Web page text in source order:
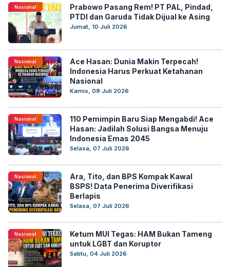
Nasional
Prabowo Pasang Rem! PT PAL, Pindad,
PTDI dan Garuda Tidak Dijual ke Asing
Jumat, 10 Juli 2026
Nasional
Ace Hasan: Dunia Makin Terpecah!
Indonesia Harus Perkuat Ketahanan
Nasional
Kamis, 09 Juli 2026
Nasional
110 Pemimpin Baru Siap Mengabdi! Ace
Hasan: Jadilah Solusi Bangsa Menuju
Indonesia Emas 2045
Selasa, 07 Juli 2026
Nasional
Ara, Tito, dan BPS Kompak Kawal
BSPS! Data Penerima Diverifikasi
Berlapis
Selasa, 07 Juli 2026
Nasional
Ketum MUI Tegas: HAM Bukan Tameng
untuk LGBT dan Koruptor
Sabtu, 04 Juli 2026